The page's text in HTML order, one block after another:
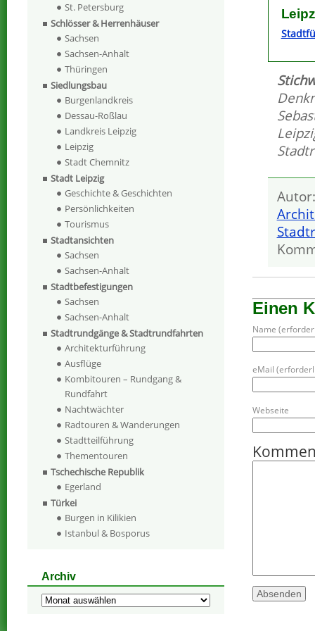
Einen
Name
eMail
Webseite
St. Petersburg
Schlösser & Herrenhäuser
Sachsen
Sachsen-Anhalt
Thüringen
Siedlungsbau
Burgenlandkreis
Dessau-Roßlau
Landkreis Leipzig
Leipzig
Stadt Chemnitz
Stadt Leipzig
Geschichte & Geschichten
Persönlichkeiten
Tourismus
Stadtansichten
Sachsen
Sachsen-Anhalt
Stadtbefestigungen
Sachsen
Sachsen-Anhalt
Stadtrundgänge & Stadtrundfahrten
Architekturführung
Ausflüge
Kombitouren – Rundgang &
Rundfahrt
Nachtwächter
Radtouren & Wanderungen
Stadtteilführung
Thementouren
Tschechische Republik
Egerland
Türkei
Burgen in Kilikien
Istanbul & Bosporus
Archiv
Archiv